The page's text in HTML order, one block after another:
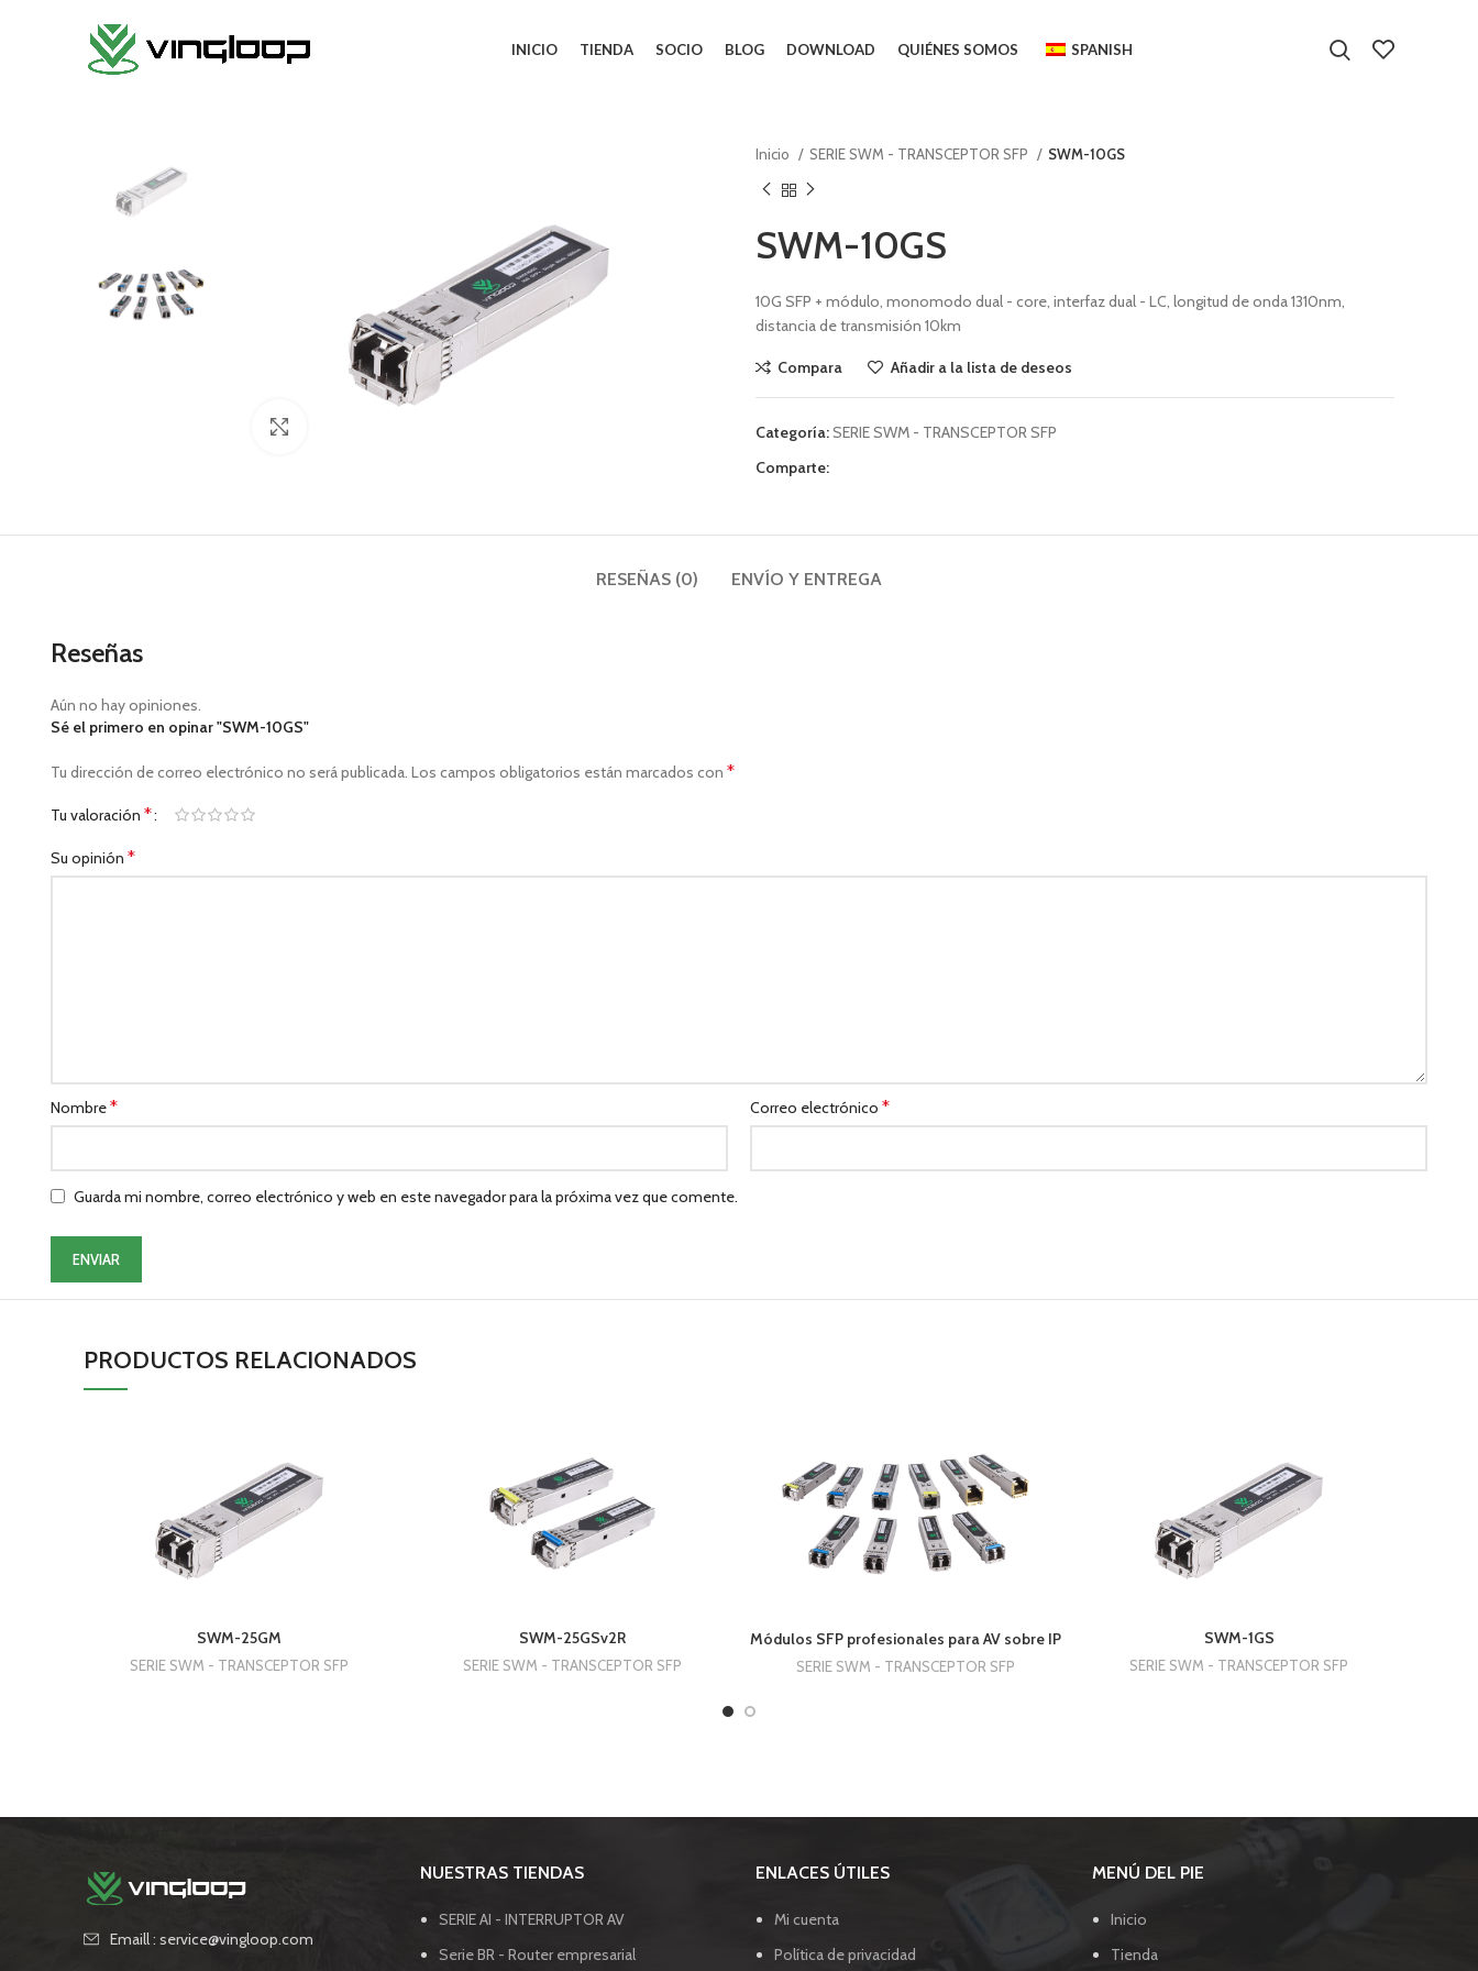
INICIO TIENDA SOCIO BLOG DOWNLOAD QUIÉNES SOMOS SPANISH
Inicio SERIE SWM - TRANSCEPTOR SFP SWM-10GS
SWM-10GS
10G SFP + módulo, monomodo dual - core, interfaz dual - LC, longitud de onda 1310nm,
distancia de transmisión 10km
Compara Añadir a la lista de deseos
Categoría:SERIE SWM - TRANSCEPTOR SFP
Comparte:
RESEÑAS (0) ENVÍO Y ENTREGA
Reseñas
Aún no hay opiniones.
Sé el primero en opinar "SWM-10GS"
Tu dirección de correo electrónico no será publicada. Los campos obligatorios están marcados con *
Tu valoración *
Su opinión *
Nombre* Correo electrónico *
Guarda mi nombre, correo electrónico y web en este navegador para la próxima vez que comente.
PRODUCTOS RELACIONADOS
SWM-25GM
SERIE SWM - TRANSCEPTOR SFP
SWM-25GSv2R
SERIE SWM - TRANSCEPTOR SFP
Módulos SFP profesionales para AV sobre IP
SERIE SWM - TRANSCEPTOR SFP
SWM-1GS
SERIE SWM - TRANSCEPTOR SFP
Emaill : service@vingloop.com
NUESTRAS TIENDAS
SERIE AI - INTERRUPTOR AV
Serie BR - Router empresarial
ENLACES ÚTILES
Mi cuenta
Política de privacidad
MENÚ DEL PIE
Inicio
Tienda